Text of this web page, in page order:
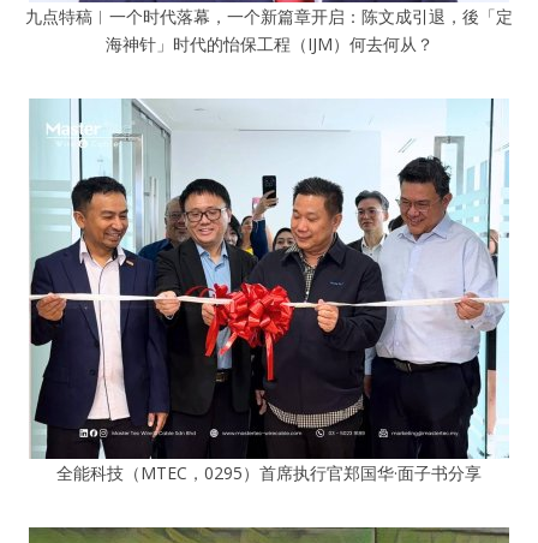
九点特稿︱一个时代落幕，一个新篇章开启：陈文成引退，後「定
海神针」时代的怡保工程（IJM）何去何从？
全能科技（MTEC，0295）首席执行官郑国华·面子书分享